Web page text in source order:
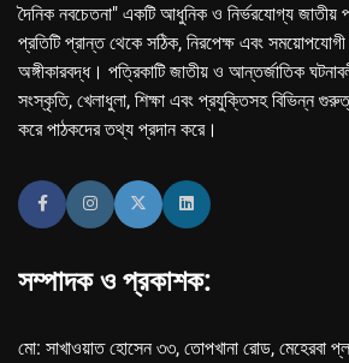
দৈনিক নবচেতনা" একটি আধুনিক ও নির্ভরযোগ্য জাতীয়
প্রতিটি প্রান্ত থেকে সঠিক, নিরপেক্ষ এবং
অঙ্গীকারবদ্ধ। পত্রিকাটি জাতীয় ও আন্তর্জাতিক
সংস্কৃতি, খেলাধুলা, শিক্ষা এবং প্রযুক্তিসহ বিভিন্ন
করে পাঠকদের তথ্য প্রদান করে।
সম্পাদক ও প্রকাশক:
মো: সাখাওয়াত হোসেন ৩৩, তোপখানা রোড, মেহেরবা